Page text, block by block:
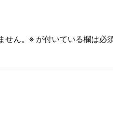
ん。 ※ が付いている欄は必